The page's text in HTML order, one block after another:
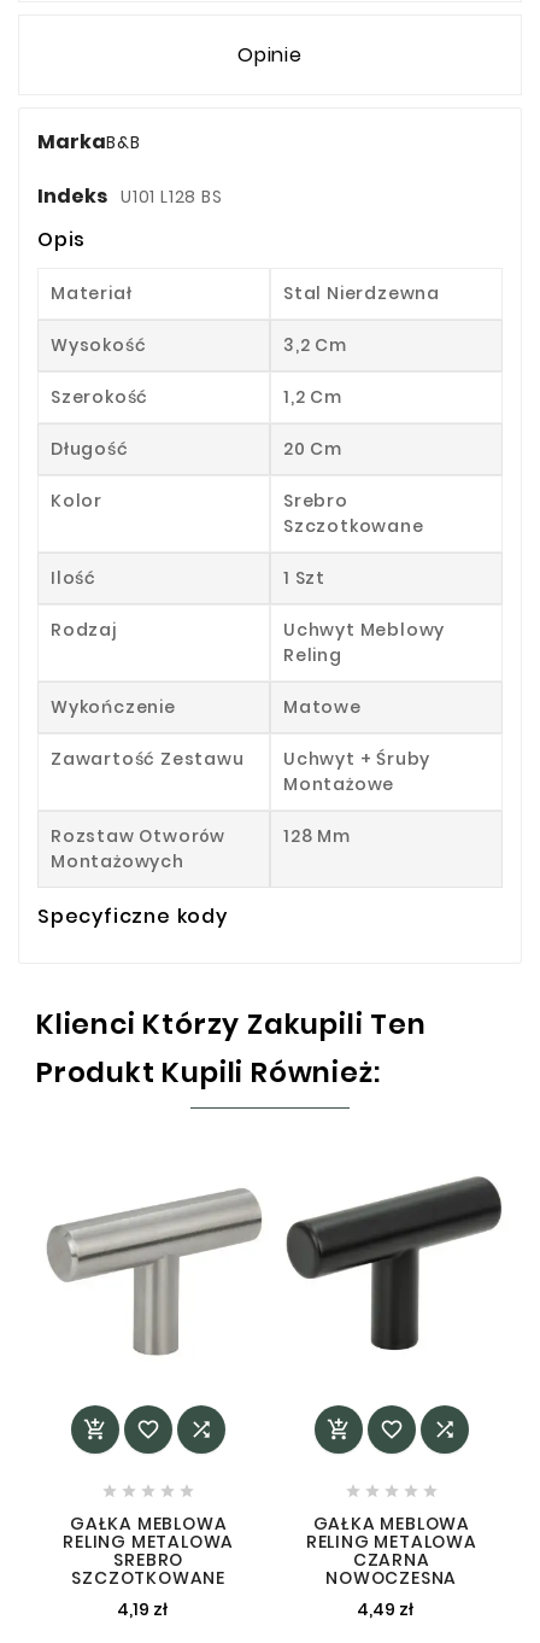
Opinie
MarkaB&B
Indeks U101 L128 BS
Opis
Materiał Stal Nierdzewna
Wysokość 3,2 Cm
Szerokość 1,2 Cm
Długość 20 Cm
Kolor
Srebro
Szczotkowane
Ilość 1 Szt
Rodzaj
Uchwyt Meblowy
Reling
Wykończenie Matowe
Zawartość Zestawu
Uchwyt + Śruby
Montażowe
Rozstaw Otworów
Montażowych
128 Mm
Specyficzne kody
Klienci Którzy Zakupili Ten
Produkt Kupili Również:
  
    
GAŁKA MEBLOWA
RELING METALOWA
SREBRO
SZCZOTKOWANE
4,19 zł
  
    
GAŁKA MEBLOWA
RELING METALOWA
CZARNA
NOWOCZESNA
4,49 zł